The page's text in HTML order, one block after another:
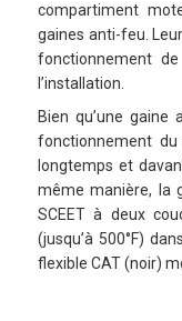
compartiment
gaines anti-feu.
fonctionnement
l’installation.
Bien qu’une gaine
fonctionnement
longtemps et
même manière, la
SCEET à deux
(jusqu’à 500°F)
flexible CAT (noir)